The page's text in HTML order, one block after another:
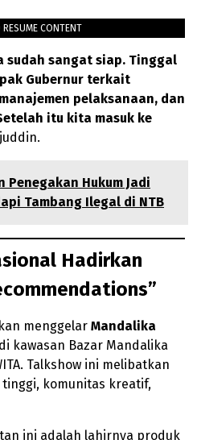
CONTENT
sudah sangat siap. Tinggal
Gubernur terkait
pelaksanaan, dan
itu kita masuk ke
Penegakan Hukum Jadi
Tambang Ilegal di NTB
Hadirkan
menggelar Mandalika
di kawasan Bazar Mandalika
Talkshow ini melibatkan
komunitas kreatif,
ini adalah lahirnya produk